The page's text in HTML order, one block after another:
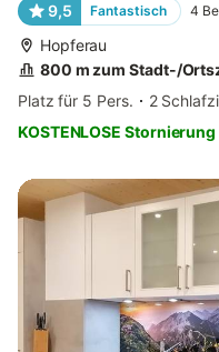
9,5 Fantastisch 4
Hopferau
800 m zum Stadt-/
Platz für 5 Pers.
2
KOSTENLOSE Stornierung